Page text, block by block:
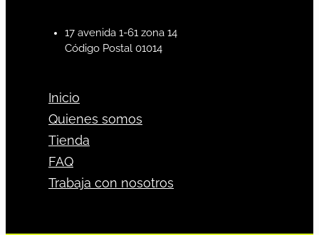
17 avenida 1-61 zona 14
Código Postal 01014
Inicio
Quienes somos
Tienda
FAQ
Trabaja con nosotros